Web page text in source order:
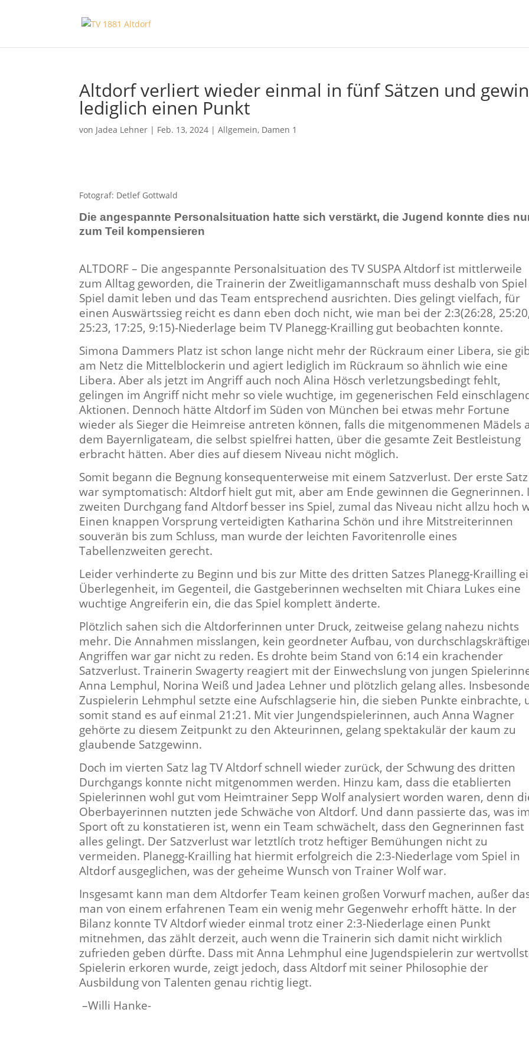
Altdorf verliert wieder einmal in fünf Sätzen und
lediglich einen Punkt
von Jadea Lehner | Feb. 13, 2024 |Allgemein, Damen 1
Fotograf: Detlef Gottwald
Die angespannte Personalsituation hatte sich verstärkt, die Jugend konnte dies
zum Teil kompensieren
ALTDORF – Die angespannte Personalsituation des TV SUSPA Altdorf ist mittlerweile
zum Alltag geworden, die Trainerin der Zweitligamannschaft muss deshalb von Spiel
Spiel damit leben und das Team entsprechend ausrichten. Dies gelingt vielfach, für
einen Auswärtssieg reicht es dann eben doch nicht, wie man bei der 2:3(26:28,
25:23, 17:25, 9:15)-Niederlage beim TV Planegg-Krailling gut beobachten konnte.
Simona Dammers Platz ist schon lange nicht mehr der Rückraum einer Libera, sie
am Netz die Mittelblockerin und agiert lediglich im Rückraum so ähnlich wie eine
Libera. Aber als jetzt im Angriff auch noch Alina Hösch verletzungsbedingt fehlt,
gelingen im Angriff nicht mehr so viele wuchtige, im gegenerischen Feld
Aktionen. Dennoch hätte Altdorf im Süden von München bei etwas mehr Fortune
wieder als Sieger die Heimreise antreten können, falls die mitgenommenen Mädels
dem Bayernligateam, die selbst spielfrei hatten, über die gesamte Zeit Bestleistung
erbracht hätten. Aber dies auf diesem Niveau nicht möglich.
Somit begann die Begnung konsequenterweise mit einem Satzverlust. Der erste Satz
war symptomatisch: Altdorf hielt gut mit, aber am Ende gewinnen die Gegnerinnen.
zweiten Durchgang fand Altdorf besser ins Spiel, zumal das Niveau nicht allzu hoch
Einen knappen Vorsprung verteidigten Katharina Schön und ihre Mitstreiterinnen
souverän bis zum Schluss, man wurde der leichten Favoritenrolle eines
Tabellenzweiten gerecht.
Leider verhinderte zu Beginn und bis zur Mitte des dritten Satzes Planegg-Krailling
Überlegenheit, im Gegenteil, die Gastgeberinnen wechselten mit Chiara Lukes eine
wuchtige Angreiferin ein, die das Spiel komplett änderte.
Plötzlich sahen sich die Altdorferinnen unter Druck, zeitweise gelang nahezu nichts
mehr. Die Annahmen misslangen, kein geordneter Aufbau, von
Angriffen war gar nicht zu reden. Es drohte beim Stand von 6:14 ein krachender
Satzverlust. Trainerin Swagerty reagiert mit der Einwechslung von jungen
Anna Lemphul, Norina Weiß und Jadea Lehner und plötzlich gelang alles.
Zuspielerin Lehmphul setzte eine Aufschlagserie hin, die sieben Punkte einbrachte,
somit stand es auf einmal 21:21. Mit vier Jungendspielerinnen, auch Anna Wagner
gehörte zu diesem Zeitpunkt zu den Akteurinnen, gelang spektakulär der kaum zu
glaubende Satzgewinn.
Doch im vierten Satz lag TV Altdorf schnell wieder zurück, der Schwung des dritten
Durchgangs konnte nicht mitgenommen werden. Hinzu kam, dass die etablierten
Spielerinnen wohl gut vom Heimtrainer Sepp Wolf analysiert worden waren, denn
Oberbayerinnen nutzten jede Schwäche von Altdorf. Und dann passierte das, was im
Sport oft zu konstatieren ist, wenn ein Team schwächelt, dass den Gegnerinnen fast
alles gelingt. Der Satzverlust war letztlích trotz heftiger Bemühungen nicht zu
vermeiden. Planegg-Krailling hat hiermit erfolgreich die 2:3-Niederlage vom Spiel in
Altdorf ausgeglichen, was der geheime Wunsch von Trainer Wolf war.
Insgesamt kann man dem Altdorfer Team keinen großen Vorwurf machen, außer
man von einem erfahrenen Team ein wenig mehr Gegenwehr erhofft hätte. In der
Bilanz konnte TV Altdorf wieder einmal trotz einer 2:3-Niederlage einen Punkt
mitnehmen, das zählt derzeit, auch wenn die Trainerin sich damit nicht wirklich
zufrieden geben dürfte. Dass mit Anna Lehmphul eine Jugendspielerin zur
Spielerin erkoren wurde, zeigt jedoch, dass Altdorf mit seiner Philosophie der
Ausbildung von Talenten genau richtig liegt.
–Willi Hanke-